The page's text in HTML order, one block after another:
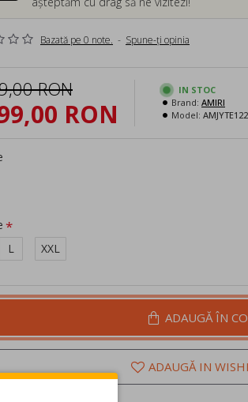
Bazată pe 0 note. - Spune-ţi opinia
RON
RON
IN STOC
Brand: AMIRI
Model:
L XXL
ADAUGĂ ÎN
ADAUGĂ IN